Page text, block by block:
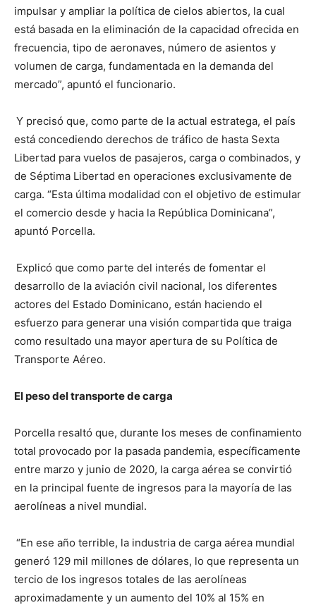
impulsar y ampliar la política de cielos abiertos, la cual
está basada en la eliminación de la capacidad ofrecida en
frecuencia, tipo de aeronaves, número de asientos y
volumen de carga, fundamentada en la demanda del
mercado”, apuntó el funcionario.
Y precisó que, como parte de la actual estratega, el país
está concediendo derechos de tráfico de hasta Sexta
Libertad para vuelos de pasajeros, carga o combinados, y
de Séptima Libertad en operaciones exclusivamente de
carga. “Esta última modalidad con el objetivo de estimular
el comercio desde y hacia la República Dominicana”,
apuntó Porcella.
Explicó que como parte del interés de fomentar el
desarrollo de la aviación civil nacional, los diferentes
actores del Estado Dominicano, están haciendo el
esfuerzo para generar una visión compartida que traiga
como resultado una mayor apertura de su Política de
Transporte Aéreo.
El peso del transporte de carga
Porcella resaltó que, durante los meses de confinamiento
total provocado por la pasada pandemia, específicamente
entre marzo y junio de 2020, la carga aérea se convirtió
en la principal fuente de ingresos para la mayoría de las
aerolíneas a nivel mundial.
“En ese año terrible, la industria de carga aérea mundial
generó 129 mil millones de dólares, lo que representa un
tercio de los ingresos totales de las aerolíneas
aproximadamente y un aumento del 10% al 15% en